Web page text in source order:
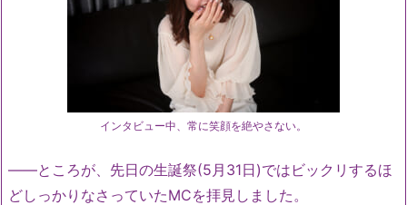
インタビュー中、常に笑顔を絶やさない。
――ところが、先日の生誕祭(5月31日)ではビックリするほ
どしっかりなさっていたMCを拝見しました。